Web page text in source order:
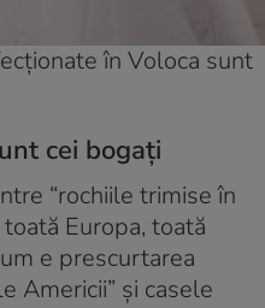
în Voloca sunt
cei bogați
“rochiile trimise în
Europa, toată
e prescurtarea
Americii” și casele